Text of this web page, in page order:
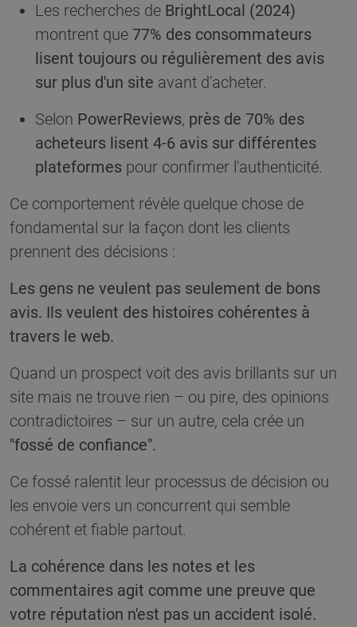
Les recherches de BrightLocal (2024)
montrent que 77% des consommateurs
lisent toujours ou régulièrement des avis
sur plus d'un site avant d'acheter.
Selon PowerReviews, près de 70% des
acheteurs lisent 4-6 avis sur différentes
plateformes pour confirmer l'authenticité.
Ce comportement révèle quelque chose de
fondamental sur la façon dont les clients
prennent des décisions :
Les gens ne veulent pas seulement de bons
avis. Ils veulent des histoires cohérentes à
travers le web.
Quand un prospect voit des avis brillants sur un
site mais ne trouve rien – ou pire, des opinions
contradictoires – sur un autre, cela crée un
"fossé de confiance".
Ce fossé ralentit leur processus de décision ou
les envoie vers un concurrent qui semble
cohérent et fiable partout.
La cohérence dans les notes et les
commentaires agit comme une preuve que
votre réputation n'est pas un accident isolé.